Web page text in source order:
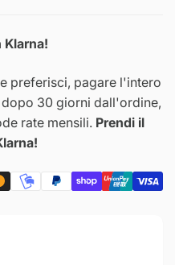
Klarna!
preferisci, pagare l'intero
30 giorni dall'ordine,
rate mensili. Prendi il